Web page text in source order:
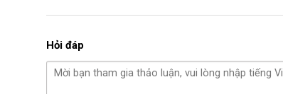
Chậu composite trồng cây Hà Nội. Với
Hỏi đáp